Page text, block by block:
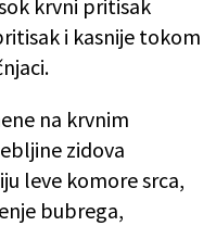
krvni pritisak
i kasnije tokom
na krvnim
zidova
leve komore srca,
bubrega,